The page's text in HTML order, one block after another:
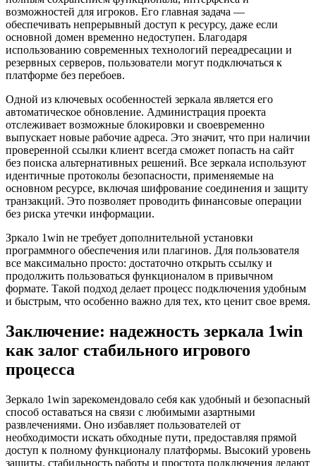
возможностей для игроков. Его главная задача —
обеспечивать непрерывный доступ к ресурсу, даже если
основной домен временно недоступен. Благодаря
использованию современных технологий переадресации и
резервных серверов, пользователи могут подключаться к
платформе без перебоев.
Одной из ключевых особенностей зеркала является его
автоматическое обновление. Администрация проекта
отслеживает возможные блокировки и своевременно
выпускает новые рабочие адреса. Это значит, что при наличии
проверенной ссылки клиент всегда сможет попасть на сайт
без поиска альтернативных решений. Все зеркала используют
идентичные протоколы безопасности, применяемые на
основном ресурсе, включая шифрование соединения и защиту
транзакций. Это позволяет проводить финансовые операции
без риска утечки информации.
Зркало 1win не требует дополнительной установки
программного обеспечения или плагинов. Для пользователя
все максимально просто: достаточно открыть ссылку и
продолжить пользоваться функционалом в привычном
формате. Такой подход делает процесс подключения удобным
и быстрым, что особенно важно для тех, кто ценит свое время.
Заключение: надежность зеркала 1win
как залог стабильного игрового
процесса
Зеркало 1win зарекомендовало себя как удобный и безопасный
способ оставаться на связи с любимыми азартными
развлечениями. Оно избавляет пользователей от
необходимости искать обходные пути, предоставляя прямой
доступ к полному функционалу платформы. Высокий уровень
защиты, стабильность работы и простота подключения делают